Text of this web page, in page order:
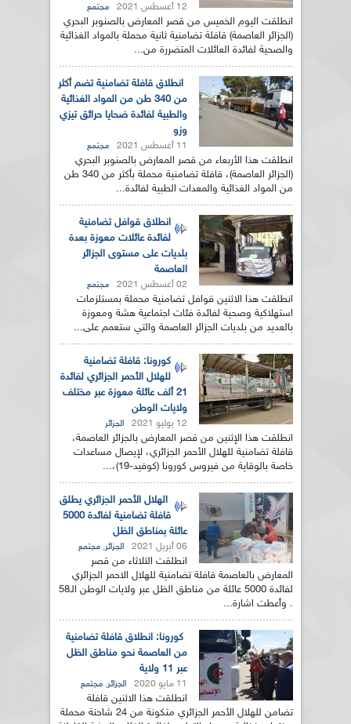
12 أغسطس 2021 مجتمع
انطلقت اليوم الخميس من قصر المعارض بالصنوبر البحري
(الجزائر العاصمة) قافلة تضامنية ثانية محملة بالمواد الغذائية
والصحية لفائدة العائلات المتضررة من...
انطلاق قافلة تضامنية تضم أكثر
من 340 طن من المواد الغذائية
والطبية لفائدة ضحايا حرائق تيزي
وزو
11 أغسطس 2021 مجتمع
انطلقت هذا الأربعاء من قصر المعارض بالصنوبر البحري
(الجزائر العاصمة)، قافلة تضامنية محملة بأكثر من 340 طن
من المواد الغذائية والمعدات الطبية لفائدة...
انطلاق قوافل تضامنية
لفائدة عائلات معوزة بعدة
بلديات على مستوى الجزائر
العاصمة
02 أغسطس 2021 مجتمع
انطلقت هذا الاثنين قوافل تضامنية محملة بمستلزمات
استهلاكية وصحية لفائدة فئات اجتماعية هشة ومعوزة
بالعديد من بلديات الجزائر العاصمة والتي ستعمم على...
كورونا: قافلة تضامنية
للهلال الأحمر الجزائري لفائدة
21 ألف عائلة معوزة عبر مختلف
ولايات الوطن
12 يوليو 2021 الجزائر
انطلقت هذا الإثنين من قصر المعارض بالجزائر العاصمة،
قافلة تضامنية للهلال الأحمر الجزائري، لإيصال مساعدات
خاصة بالوقاية من فيروس كورونا (كوفيد-19)،...
الهلال الأحمر الجزائري يطلق
قافلة تضامنية لفائدة 5000
عائلة بمناطق الظل
06 أبريل 2021 الجزائر, مجتمع
انطلقت الثلاثاء من قصر
المعارض بالعاصمة قافلة تضامنية للهلال الاحمر الجزائري
لفائدة 5000 عائلة من مناطق الظل عبر ولايات الوطن الـ58
. وأعطت اشارة...
كورونا: انطلاق قافلة تضامنية
من العاصمة نحو مناطق الظل
عبر 11 ولاية
11 مايو 2020 الجزائر, مجتمع
انطلقت هذا الاثنين قافلة
تضامن للهلال الأحمر الجزائري متكونة من 24 شاحنة محملة